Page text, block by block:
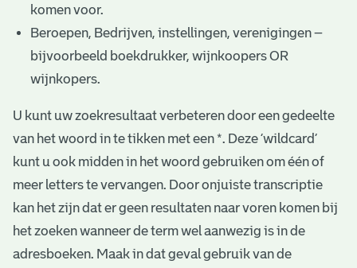
komen voor.
Beroepen, Bedrijven, instellingen, verenigingen –
bijvoorbeeld boekdrukker, wijnkoopers OR
wijnkopers.
U kunt uw zoekresultaat verbeteren door een gedeelte
van het woord in te tikken met een *. Deze ‘wildcard’
kunt u ook midden in het woord gebruiken om één of
meer letters te vervangen. Door onjuiste transcriptie
kan het zijn dat er geen resultaten naar voren komen bij
het zoeken wanneer de term wel aanwezig is in de
adresboeken. Maak in dat geval gebruik van de